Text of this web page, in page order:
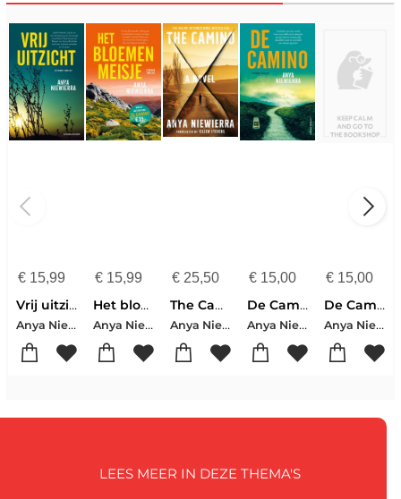
€15,99
Vrij uitzicht
Anya Niewierra
€15,99
Het bloemenmeisje
Anya Niewierra
€ 25,50
The Camino
Anya Niewierra
€ 15,00
De Camino (MP) (POD)
Anya Niewierra
€ 15,00
De Camino (Special Vriendenloterij 2024)
Anya Niewierra
LEES MEER IN DEZE THEMA'S